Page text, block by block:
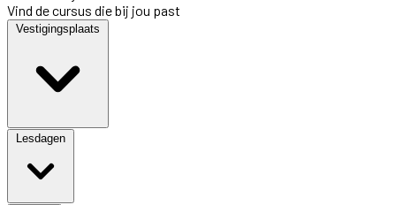
Vind de cursus die bij jou past
Vestigingsplaats
Lesdagen